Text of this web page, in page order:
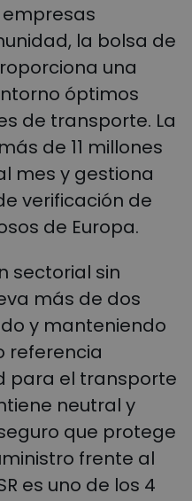
la bolsa de
una
óptimos
de transporte. La
de 11 millones
mes y gestiona
verificación de
de Europa.
sectorial sin
más de dos
y manteniendo
referencia
para el transporte
neutral y
que protege
frente al
es uno de los 4